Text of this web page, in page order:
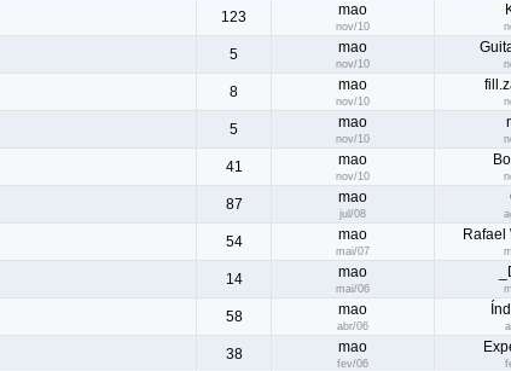
123 mao
nov/10
5 mao
nov/10
8 mao
nov/10
5 mao
nov/10
41 mao
nov/10
87 mao
jul/08
54 mao
mai/07
Rafael
14 mao
mai/06
58 mao
abr/06
38 mao
fev/06